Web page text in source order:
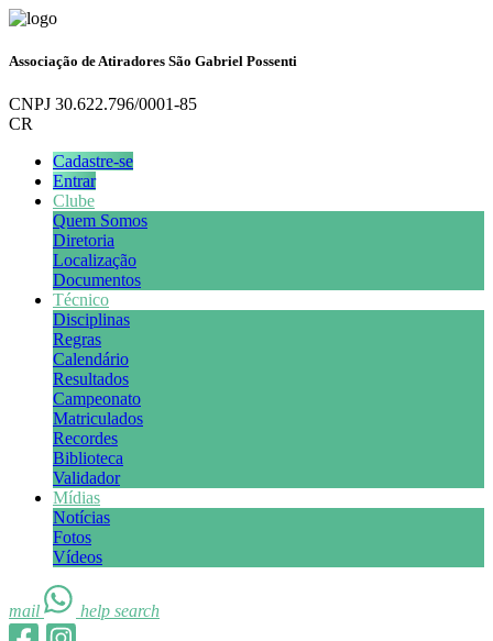
Associação de Atiradores São Gabriel Possenti
CNPJ 30.622.796/0001-85
CR
Cadastre-se
Entrar
Clube
Quem Somos
Diretoria
Localização
Documentos
Técnico
Disciplinas
Regras
Calendário
Resultados
Campeonato
Matriculados
Recordes
Biblioteca
Validador
Mídias
Notícias
Fotos
Vídeos
mail help search